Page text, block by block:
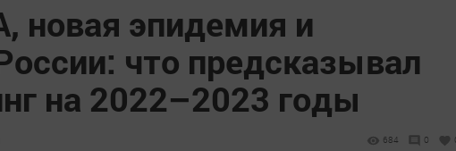
новая эпидемия и
что предсказывал
на 2022–2023 годы
684 0